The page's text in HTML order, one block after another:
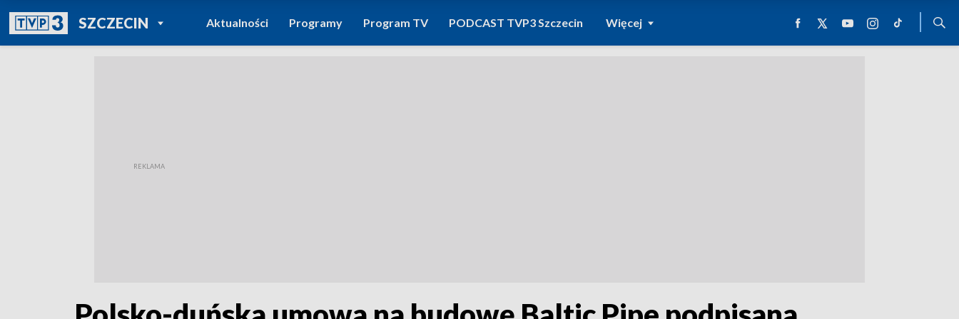
SZCZECINPOWRÓT DO
TVP REGIONY
Aktualności Programy Program TV PODCAST TVP3 Szczecin Więcej